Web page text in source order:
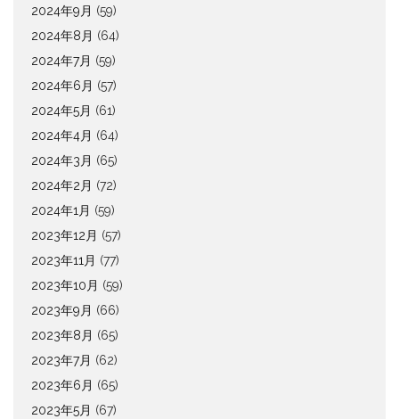
2024年9月 (59)
2024年8月 (64)
2024年7月 (59)
2024年6月 (57)
2024年5月 (61)
2024年4月 (64)
2024年3月 (65)
2024年2月 (72)
2024年1月 (59)
2023年12月 (57)
2023年11月 (77)
2023年10月 (59)
2023年9月 (66)
2023年8月 (65)
2023年7月 (62)
2023年6月 (65)
2023年5月 (67)